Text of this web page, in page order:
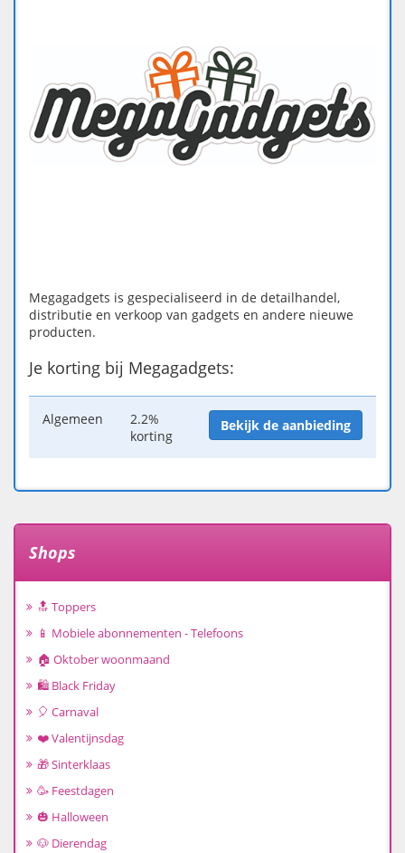
Megagadgets is gespecialiseerd in de detailhandel,
distributie en verkoop van gadgets en andere nieuwe
producten.
Je korting bij Megagadgets:
Algemeen
2.2%
korting
Bekijk de aanbieding
Shops
🔝 Toppers
📱 Mobiele abonnementen - Telefoons
🏠 Oktober woonmaand
🛍️ Black Friday
🎈 Carnaval
❤️ Valentijnsdag
🎁 Sinterklaas
🥳 Feestdagen
🎃 Halloween
🐶 Dierendag